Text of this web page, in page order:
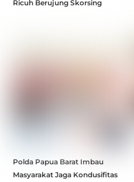
Ricuh Berujung Skorsing
Polda Papua Barat Imbau
Masyarakat Jaga Kondusifitas